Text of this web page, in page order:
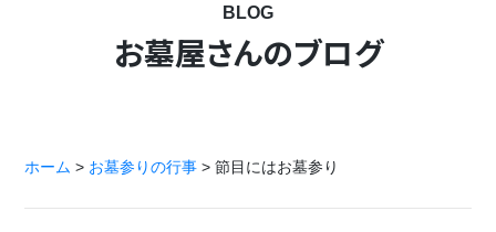
BLOG
お墓屋さんのブログ
ホーム > お墓参りの行事 >節目にはお墓参り